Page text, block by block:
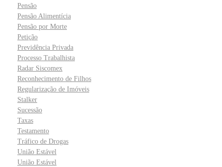
Pensão
Pensão Alimentícia
Pensão por Morte
Petição
Previdência Privada
Processo Trabalhista
Radar Siscomex
Reconhecimento de Filhos
Regularização de Imóveis
Stalker
Sucessão
Taxas
Testamento
Tráfico de Drogas
União Estável
União Estável